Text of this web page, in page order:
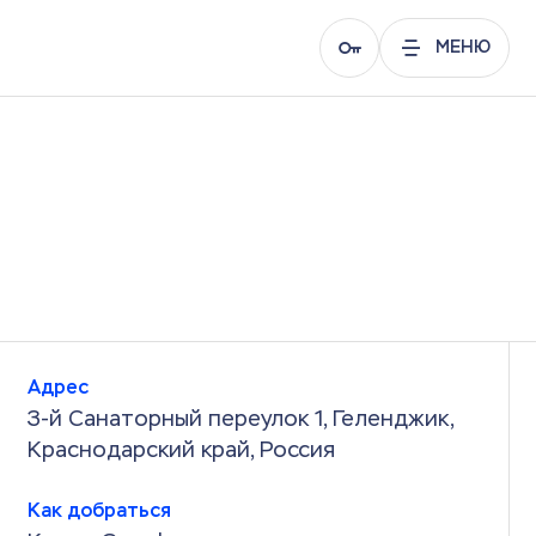
МЕНЮ
Адрес
3-й Санаторный переулок 1, Геленджик,
Краснодарский край, Россия
Как добраться